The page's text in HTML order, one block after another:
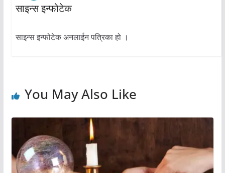
साइन्स इन्फोटेक
साइन्स इन्फोटेक अनलाईन पत्रिका हो ।
You May Also Like